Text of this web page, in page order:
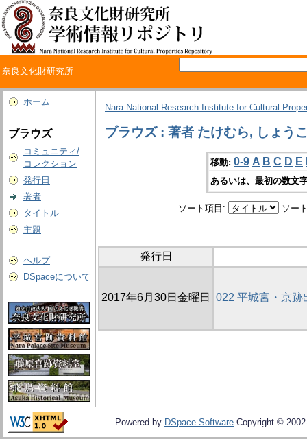
奈良文化財研究所
ホーム
ブラウズ
コミュニティ/
コレクション
発行日
著者
タイトル
主題
ヘルプ
DSpaceについて
Nara National Research Institute for Cultural
ブラウズ : 著者 たけむら, しょう
移動: 0-9 A B C D E
あるいは、最初の数文
ソート項目: ソー
発行日
2017年6月30日金曜日 022 平城宮・京跡
Powered by DSpace Software Copyright ©